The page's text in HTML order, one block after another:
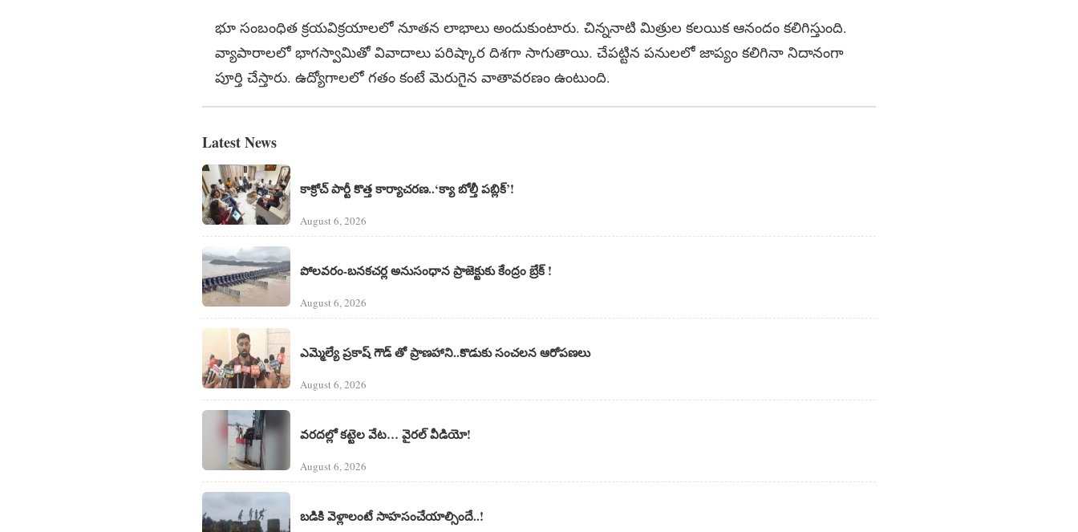
భూ సంబంధిత క్రయవిక్రయాలలో నూతన లాభాలు అందుకుంటారు. చిన్ననాటి మిత్రుల కలయిక ఆనందం కలిగిస్తుంది.
వ్యాపారాలలో భాగస్వామితో వివాదాలు పరిష్కార దిశగా సాగుతాయి. చేపట్టిన పనులలో జాప్యం కలిగినా నిదానంగా
పూర్తి చేస్తారు. ఉద్యోగాలలో గతం కంటే మెరుగైన వాతావరణం ఉంటుంది.
Latest News
కాక్రోచ్ పార్టీ కొత్త కార్యాచరణ..‘క్యా బోల్తీ పబ్లిక్’!
August 6, 2026
పోలవరం-బనకచర్ల అనుసంధాన ప్రాజెక్టుకు కేంద్రం బ్రేక్ !
August 6, 2026
ఎమ్మెల్యే ప్రకాష్ గౌడ్ తో ప్రాణహాని..కొడుకు సంచలన ఆరోపణలు
August 6, 2026
వరదల్లో కట్టెల వేట… వైరల్ వీడియో!
August 6, 2026
బడికి వెళ్లాలంటే సాహసంచేయాల్సిందే..!